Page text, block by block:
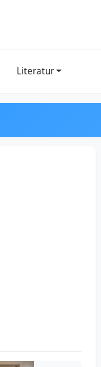
Literatur